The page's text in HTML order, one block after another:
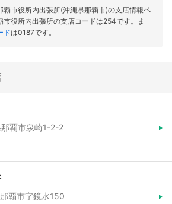
覇市役所内出張所(沖縄県那覇市)の支店情報ペ
市役所内出張所の支店コードは254です。
ま
ドは0187です。
覇市泉崎1-2-2
覇市字鏡水150